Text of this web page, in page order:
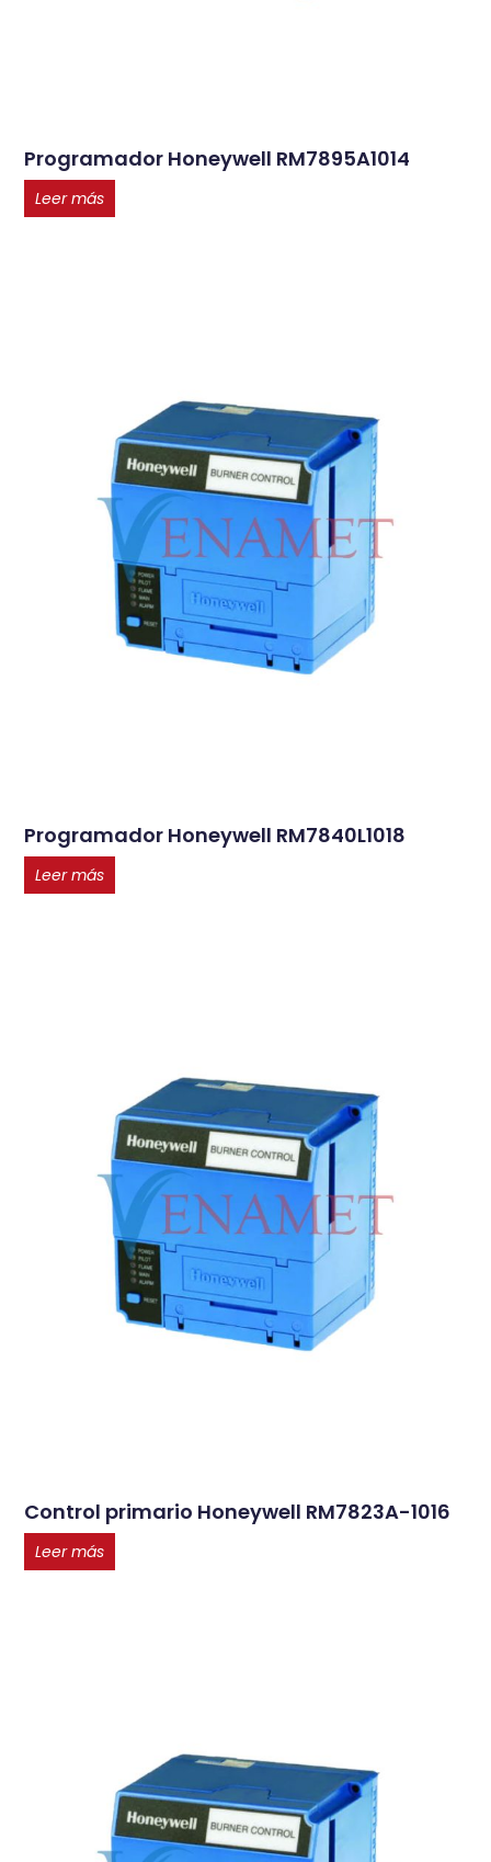
Programador Honeywell RM7895A1014
Leer más
Programador Honeywell RM7840L1018
Leer más
Control primario Honeywell RM7823A-1016
Leer más